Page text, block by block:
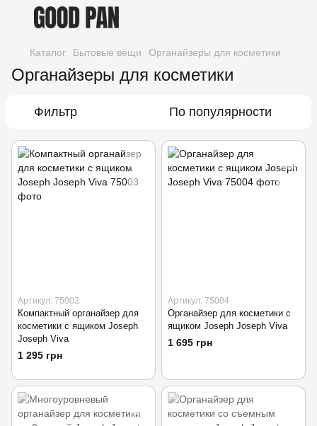
Каталог Бытовые вещи Органайзеры для косметики
Органайзеры для косметики
Фильтр По популярности
Артикул: 75003
Компактный органайзер для
косметики с ящиком Joseph
Joseph Viva
1 295 грн
Артикул: 75004
Органайзер для косметики с
ящиком Joseph Joseph Viva
1 695 грн